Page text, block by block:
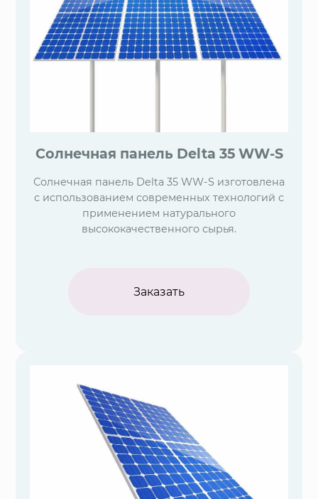
Солнечная панель Delta 35 WW-S
Солнечная панель Delta 35 WW-S изготовлена
с использованием современных технологий с
применением натурального
высококачественного сырья.
Заказать